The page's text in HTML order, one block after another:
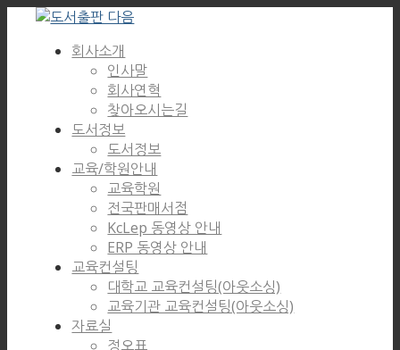
회사소개
인사말
회사연혁
찾아오시는길
도서정보
도서정보
교육/학원안내
교육학원
전국판매서점
KcLep 동영상 안내
ERP 동영상 안내
교육컨설팅
대학교 교육컨설팅(아웃소싱)
교육기관 교육컨설팅(아웃소싱)
자료실
정오표